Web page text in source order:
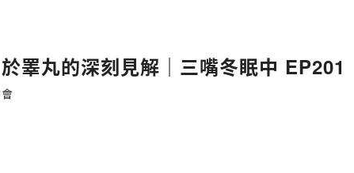
睪丸的深刻見解｜三嘴冬眠中 EP201